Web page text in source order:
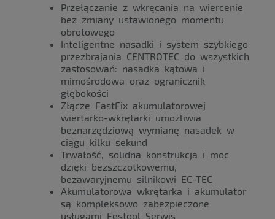
Przełączanie z wkręcania na wiercenie
bez zmiany ustawionego momentu
obrotowego
Inteligentne nasadki i system szybkiego
przezbrajania CENTROTEC do wszystkich
zastosowań: nasadka kątowa i
mimośrodowa oraz ogranicznik
głębokości
Złącze FastFix akumulatorowej
wiertarko-wkrętarki umożliwia
beznarzędziową wymianę nasadek w
ciągu kilku sekund
Trwałość, solidna konstrukcja i moc
dzięki bezszczotkowemu,
bezawaryjnemu silnikowi EC-TEC
Akumulatorowa wkrętarka i akumulator
są kompleksowo zabezpieczone
usługami Festool Serwis